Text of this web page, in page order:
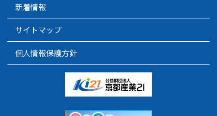
新着情報
サイトマップ
個人情報保護方針